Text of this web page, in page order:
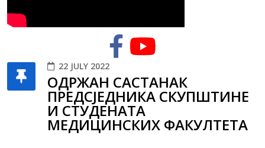
22 JULY 2022
ОДРЖАН САСТАНАК
ПРЕДСЈЕДНИКА СКУПШТИНЕ
И СТУДЕНАТА
МЕДИЦИНСКИХ ФАКУЛТЕТА